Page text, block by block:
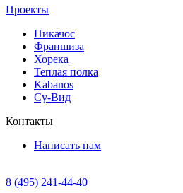
Проекты
Пикачос
Франшиза
Хорека
Теплая полка
Kabanos
Су-Вид
Контакты
Написать нам
8 (495) 241-44-40